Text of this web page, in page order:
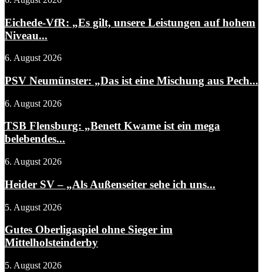
Eichede-VfR: „Es gilt, unsere Leistungen auf hohem
Niveau...
6. August 2026
PSV Neumünster: „Das ist eine Mischung aus Pech...
6. August 2026
TSB Flensburg: „Benett Kwame ist ein mega
belebendes...
6. August 2026
Heider SV – „Als Außenseiter sehe ich uns...
5. August 2026
Gutes Oberligaspiel ohne Sieger im
Mittelholsteinderby
5. August 2026